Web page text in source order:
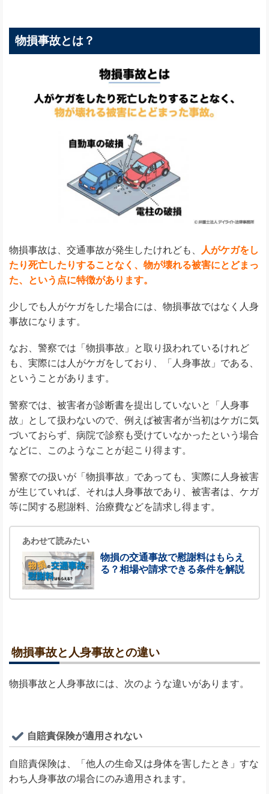
物損事故とは？
物損事故は、交通事故が発生したけれども、
人がケガをし
たり死亡したりすることなく、物が壊れる被害にとどまっ
た、という点に特徴があります。
少しでも人がケガをした場合には、物損事故ではなく人身
事故になります。
なお、警察では「物損事故」と取り扱われているけれど
も、実際には人がケガをしており、「人身事故」である、
ということがあります。
警察では、被害者が診断書を提出していないと「人身事
故」として扱わないので、例えば被害者が当初はケガに気
づいておらず、病院で診察も受けていなかったという場合
などに、このようなことが起こり得ます。
警察での扱いが「物損事故」であっても、実際に人身被害
が生じていれば、それは人身事故であり、被害者は、ケガ
等に関する慰謝料、治療費などを請求し得ます。
あわせて読みたい
物損の交通事故で慰謝料はもらえ
る？相場や請求できる条件を解説
物損事故と人身事故との違い
物損事故と人身事故には、次のような違いがあります。
自賠責保険が適用されない
自賠責保険は、「他人の生命又は身体を害したとき」すな
わち人身事故の場合にのみ適用されます。